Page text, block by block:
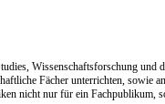
Wissenschaftsforschung
Fächer unterrichten,
nicht nur für ein Fachpublikum,